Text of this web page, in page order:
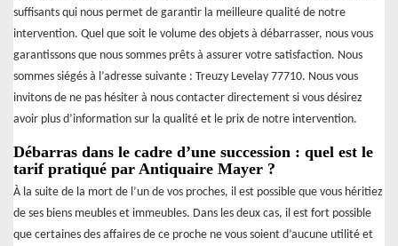
suffisants qui nous permet de garantir la meilleure qualité de notre
intervention. Quel que soit le volume des objets à débarrasser, nous vous
garantissons que nous sommes prêts à assurer votre satisfaction. Nous
sommes siégés à l’adresse suivante : Treuzy Levelay 77710. Nous vous
invitons de ne pas hésiter à nous contacter directement si vous désirez
avoir plus d’information sur la qualité et le prix de notre intervention.
Débarras dans le cadre d’une succession : quel est le
tarif pratiqué par Antiquaire Mayer ?
À la suite de la mort de l’un de vos proches, il est possible que vous héritiez
de ses biens meubles et immeubles. Dans les deux cas, il est fort possible
que certaines des affaires de ce proche ne vous soient d’aucune utilité et